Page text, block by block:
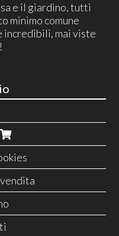
e il giardino, tutti
minimo comune
incredibili, mai viste